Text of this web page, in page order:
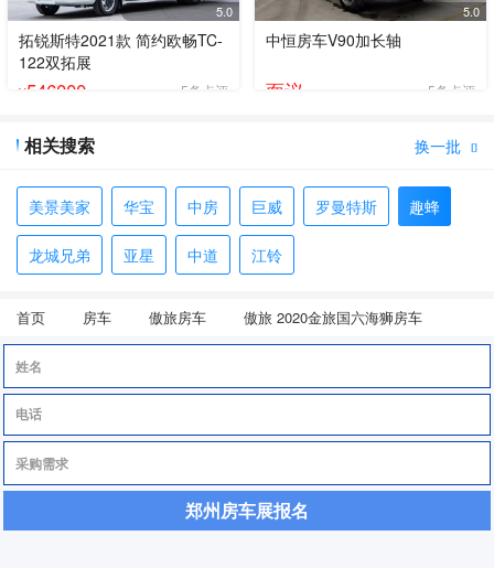
5.0
拓锐斯特2021款 简约欧畅TC-
122双拓展
¥546000 5条点评
5.0
中恒房车V90加长轴
面议 5条点评
换一批 
相关搜索
美景美家 华宝 中房 巨威 罗曼特斯 趣蜂
龙城兄弟 亚星 中道 江铃
首页 房车 傲旅房车 傲旅 2020金旅国六海狮房车
郑州房车展报名